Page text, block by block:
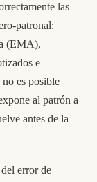
las
patronal:
(EMA),
e
es posible
al patrón a
antes de la
error de